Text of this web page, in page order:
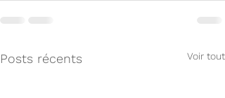
Posts récents Voir tout